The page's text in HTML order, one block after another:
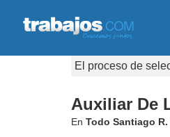
El proceso de
Auxiliar De
En Todo Santiago R.